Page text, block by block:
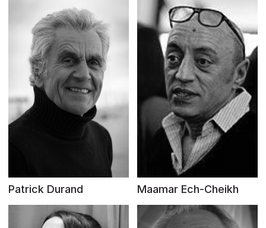
Patrick Durand Maamar Ech-Cheikh